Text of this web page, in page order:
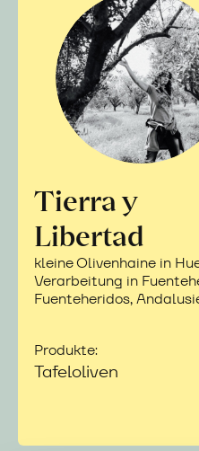
Tierra y
Libertad
kleine Olivenhaine in
Verarbeitung in
Fuenteheridos,
Produkte:
Tafeloliven